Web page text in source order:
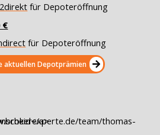
für Depoteröffnung
€
für Depoteröffnung
aktuellen Depotprämien